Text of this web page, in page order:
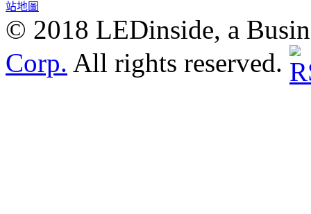
站地圖
© 2018 LEDinside, a
Corp. All rights reserved.